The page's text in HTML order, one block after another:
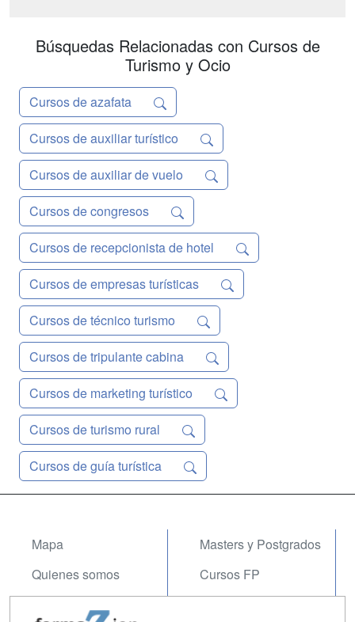
con la eficacia y calidad requeridas.
OPERACIONES DE G...
Búsquedas Relacionadas con Cursos de
Turismo y Ocio
Cursos de azafata
Cursos de auxiliar turístico
Cursos de auxiliar de vuelo
Cursos de congresos
Cursos de recepcionista de hotel
Cursos de empresas turísticas
Cursos de técnico turismo
Cursos de tripulante cabina
Cursos de marketing turístico
Cursos de turismo rural
Cursos de guía turística
Mapa
Quienes somos
Masters y Postgrados
Cursos FP